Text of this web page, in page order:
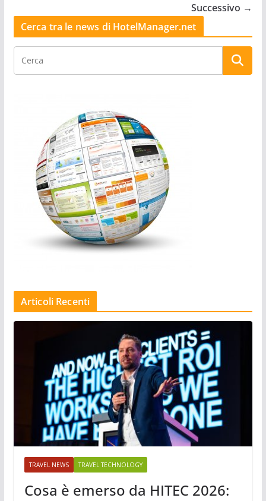
Successivo →
Cerca tra le news di HotelManager.net
Articoli Recenti
TRAVEL NEWS TRAVEL TECHNOLOGY
Cosa è emerso da HITEC 2026: